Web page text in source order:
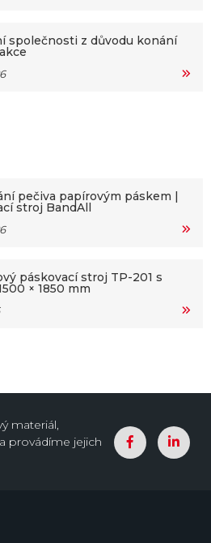
společnosti z důvodu konání
pečiva papírovým páskem |
stroj BandAll
páskovací stroj TP-201 s
× 1850 mm
materiál,
provádíme jejich